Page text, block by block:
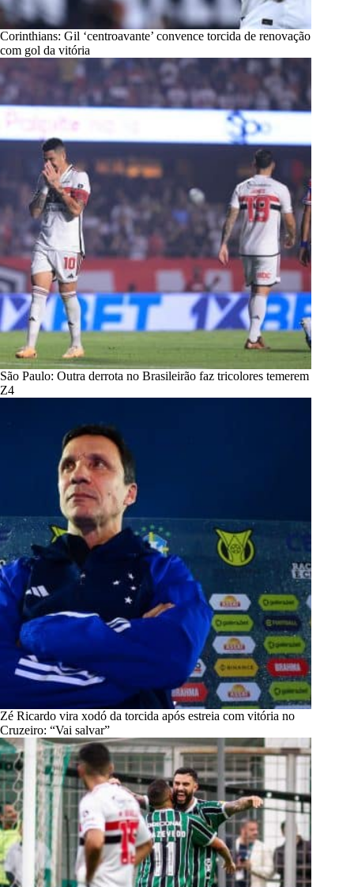
Corinthians: Gil ‘centroavante’ convence torcida de renovação
com gol da vitória
São Paulo: Outra derrota no Brasileirão faz tricolores temerem
Z4
Zé Ricardo vira xodó da torcida após estreia com vitória no
Cruzeiro: “Vai salvar”